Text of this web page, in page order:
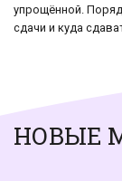
упрощённой.
сдачи и куда
НОВЫЕ